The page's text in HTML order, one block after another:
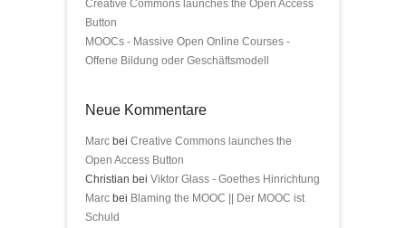
Creative Commons launches the Open Access
Button
MOOCs - Massive Open Online Courses -
Offene Bildung oder Geschäftsmodell
Neue Kommentare
Marc bei Creative Commons launches the
Open Access Button
Christian bei Viktor Glass - Goethes Hinrichtung
Marc bei Blaming the MOOC || Der MOOC ist
Schuld